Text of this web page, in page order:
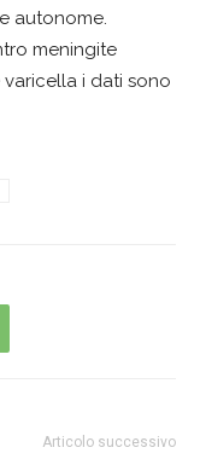
autonome.
meningite
i dati sono
Articolo successivo